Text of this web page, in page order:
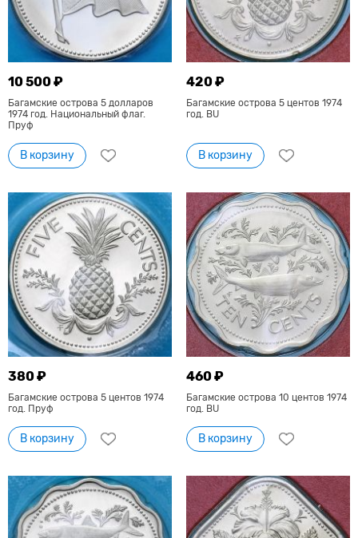
10 500 ₽
Багамские острова 5 долларов
1974 год. Национальный флаг.
Пруф
В корзину
420 ₽
Багамские острова 5 центов 1974
год. BU
В корзину
380 ₽
Багамские острова 5 центов 1974
год. Пруф
В корзину
460 ₽
Багамские острова 10 центов 1974
год. BU
В корзину